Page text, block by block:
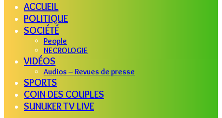
ACCUEIL
POLITIQUE
SOCIÉTÉ
People
NECROLOGIE
VIDÉOS
Audios – Revues de presse
SPORTS
COIN DES COUPLES
SUNUKER TV LIVE